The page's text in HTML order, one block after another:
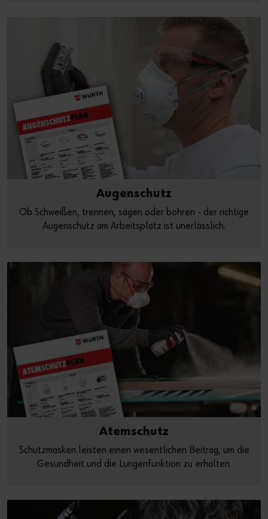
Augenschutz
Ob Schweißen, trennen, sägen oder bohren - der richtige
Augenschutz am Arbeitsplatz ist unerlässlich.
Atemschutz
Schutzmasken leisten einen wesentlichen Beitrag, um die
Gesundheit und die Lungenfunktion zu erhalten.